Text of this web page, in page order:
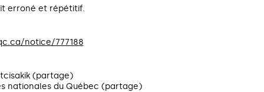
erroné et répétitif.
notice/777188
(partage)
nationales du Québec (partage)